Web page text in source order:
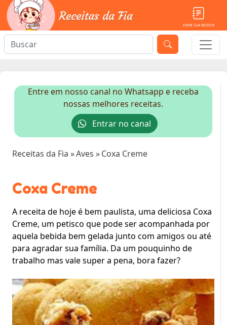
ENVIE SUA RECEITA
Entre em nosso canal no Whatsapp e receba
nossas melhores receitas.
Entrar no canal
Receitas da Fia »Aves »Coxa Creme
Coxa Creme
A receita de hoje é bem paulista, uma deliciosa Coxa
Creme, um petisco que pode ser acompanhada por
aquela bebida bem gelada junto com amigos ou até
para agradar sua família. Da um pouquinho de
trabalho mas vale super a pena, bora fazer?